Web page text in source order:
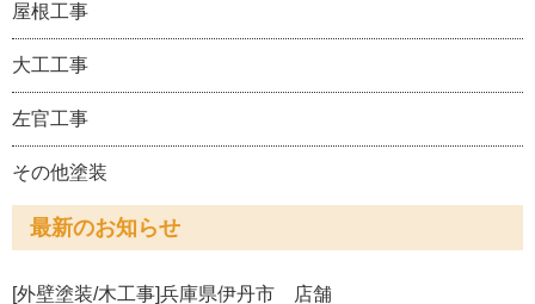
屋根工事
大工工事
左官工事
その他塗装
最新のお知らせ
[外壁塗装/木工事]兵庫県伊丹市 店舗